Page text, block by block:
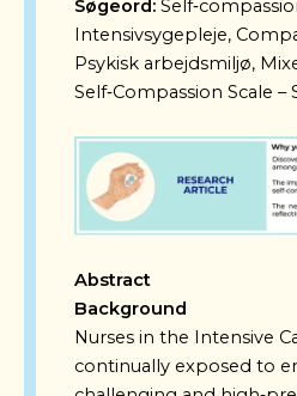
Søgeord:
Intensivsygepleje,
Psykisk arbejdsmiljø,
Self‑Compassion Scale –
Abstract
Background
Nurses in the Intensive
continually exposed to